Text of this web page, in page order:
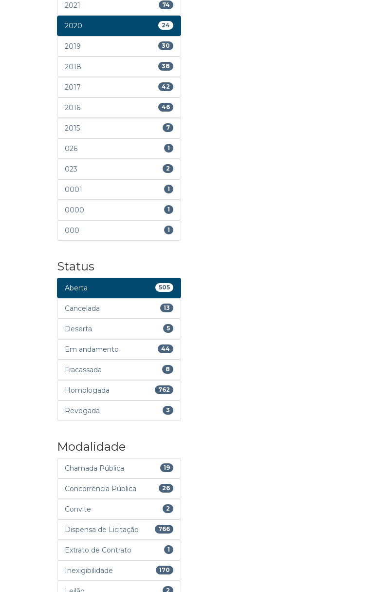
2021 74
2020 24
2019 30
2018 38
2017 42
2016 46
2015 7
026 1
023 2
0001 1
0000 1
000 1
Status
Aberta 505
Cancelada 13
Deserta 5
Em andamento 44
Fracassada 8
Homologada 762
Revogada 3
Modalidade
Chamada Pública 19
Concorrência Pública 26
Convite 2
Dispensa de Licitação 766
Extrato de Contrato 1
Inexigibilidade 170
2